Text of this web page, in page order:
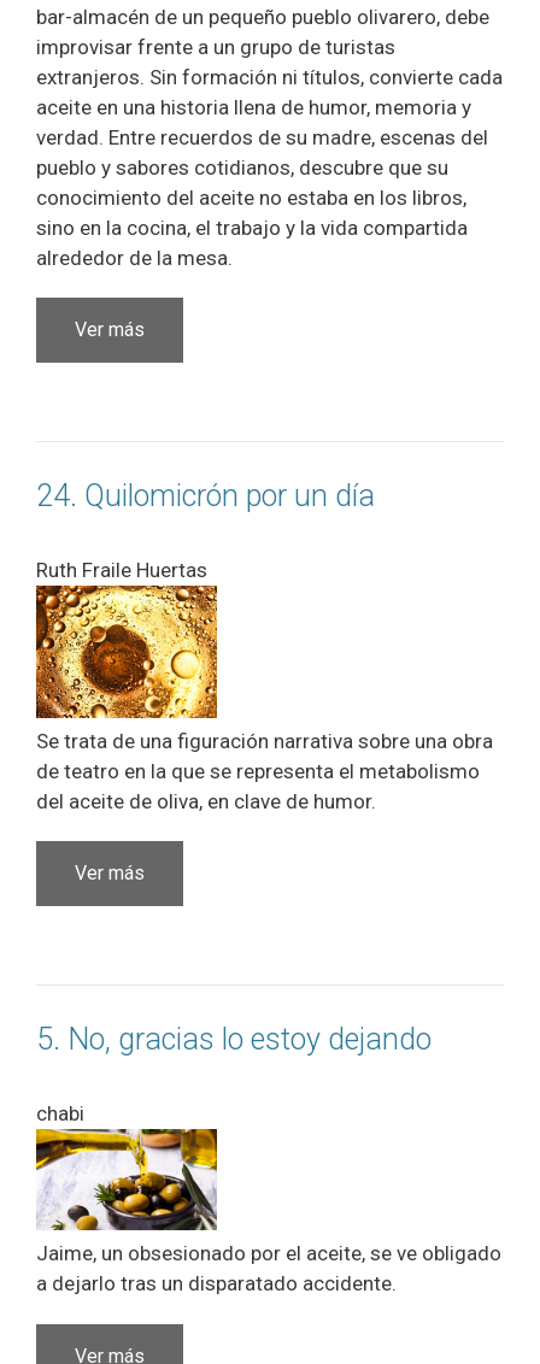
bar-almacén de un pequeño pueblo olivarero, debe
improvisar frente a un grupo de turistas
extranjeros. Sin formación ni títulos, convierte cada
aceite en una historia llena de humor, memoria y
verdad. Entre recuerdos de su madre, escenas del
pueblo y sabores cotidianos, descubre que su
conocimiento del aceite no estaba en los libros,
sino en la cocina, el trabajo y la vida compartida
alrededor de la mesa.
Ver más
24. Quilomicrón por un día
Ruth Fraile Huertas
Se trata de una figuración narrativa sobre una obra
de teatro en la que se representa el metabolismo
del aceite de oliva, en clave de humor.
Ver más
5. No, gracias lo estoy dejando
chabi
Jaime, un obsesionado por el aceite, se ve obligado
a dejarlo tras un disparatado accidente.
Ver más